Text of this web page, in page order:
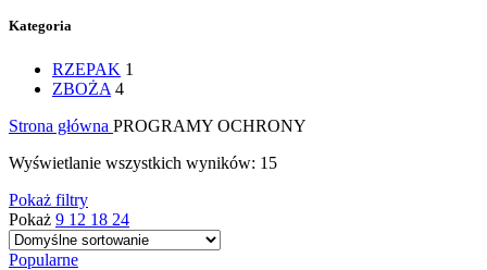
Kategoria
RZEPAK 1
ZBOŻA 4
Strona główna PROGRAMY OCHRONY
Wyświetlanie wszystkich wyników: 15
Pokaż filtry
Pokaż 9 12 18 24
Popularne